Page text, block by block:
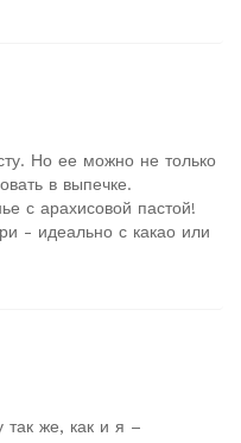
Но ее можно не только
в выпечке.
с арахисовой пастой!
- идеально с какао или
так же, как и я –